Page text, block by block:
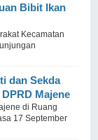
Bibit Ikan
Kecamatan
dan Sekda
Majene
di Ruang
17 September